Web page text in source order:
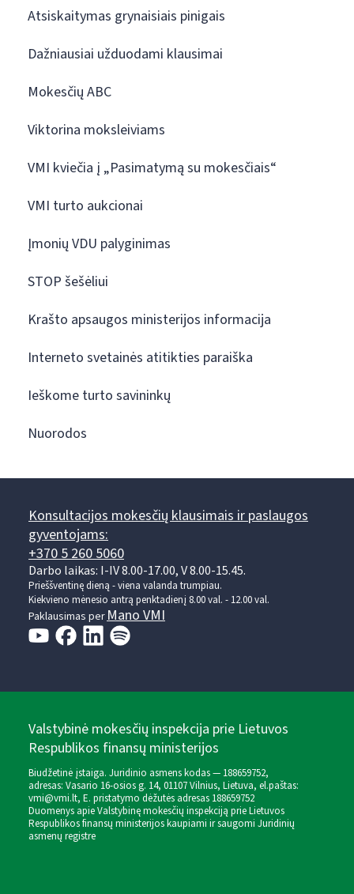
Atsiskaitymas grynaisiais pinigais
Dažniausiai užduodami klausimai
Mokesčių ABC
Viktorina moksleiviams
VMI kviečia į „Pasimatymą su mokesčiais“
VMI turto aukcionai
Įmonių VDU palyginimas
STOP šešėliui
Krašto apsaugos ministerijos informacija
Interneto svetainės atitikties paraiška
Ieškome turto savininkų
Nuorodos
Konsultacijos mokesčių klausimais ir paslaugos
gyventojams:
+370 5 260 5060
Darbo laikas: I-IV 8.00-17.00, V 8.00-15.45.
Prieššventinę dieną - viena valanda trumpiau.
Kiekvieno mėnesio antrą penktadienį 8.00 val. - 12.00 val.
Paklausimas perMano VMI
Valstybinė mokesčių inspekcija prie Lietuvos
Respublikos finansų ministerijos
Biudžetinė įstaiga. Juridinio asmens kodas — 188659752,
adresas: Vasario 16-osios g. 14, 01107 Vilnius, Lietuva, el.paštas:
vmi@vmi.lt, E. pristatymo dėžutės adresas 188659752
Duomenys apie Valstybinę mokesčių inspekciją prie Lietuvos
Respublikos finansų ministerijos kaupiami ir saugomi Juridinių
asmenų registre